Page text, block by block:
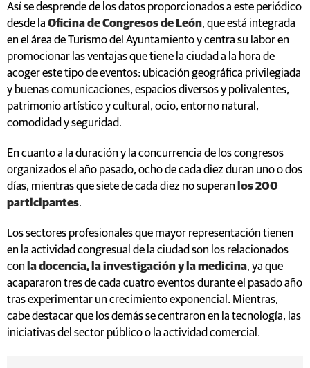
Así se desprende de los datos proporcionados a este periódico
desde la Oficina de Congresos de León, que está integrada
en el área de Turismo del Ayuntamiento y centra su labor en
promocionar las ventajas que tiene la ciudad a la hora de
acoger este tipo de eventos: ubicación geográfica privilegiada
y buenas comunicaciones, espacios diversos y polivalentes,
patrimonio artístico y cultural, ocio, entorno natural,
comodidad y seguridad.
En cuanto a la duración y la concurrencia de los congresos
organizados el año pasado, ocho de cada diez duran uno o dos
días, mientras que siete de cada diez no superan los 200
participantes.
Los sectores profesionales que mayor representación tienen
en la actividad congresual de la ciudad son los relacionados
con ladocencia, la investigación y la medicina, ya que
acapararon tres de cada cuatro eventos durante el pasado año
tras experimentar un crecimiento exponencial. Mientras,
cabe destacar que los demás se centraron en la tecnología, las
iniciativas del sector público o la actividad comercial.